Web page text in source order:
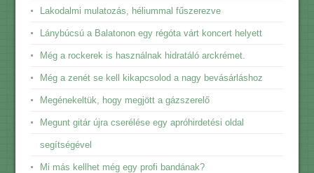
Lakodalmi mulatozás, héliummal fűszerezve
Lánybúcsú a Balatonon egy régóta várt koncert helyett
Még a rockerek is használnak hidratáló arckrémet.
Még a zenét se kell kikapcsolod a nagy bevásárláshoz
Megénekeltük, hogy megjött a gázszerelő
Megunt gitár újra cserélése egy apróhirdetési oldal
segítségével
Mi más kellhet még egy profi bandának?